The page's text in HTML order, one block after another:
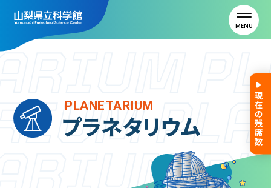
MENU
利用案内
PLANETARIUM
プラネタリウム